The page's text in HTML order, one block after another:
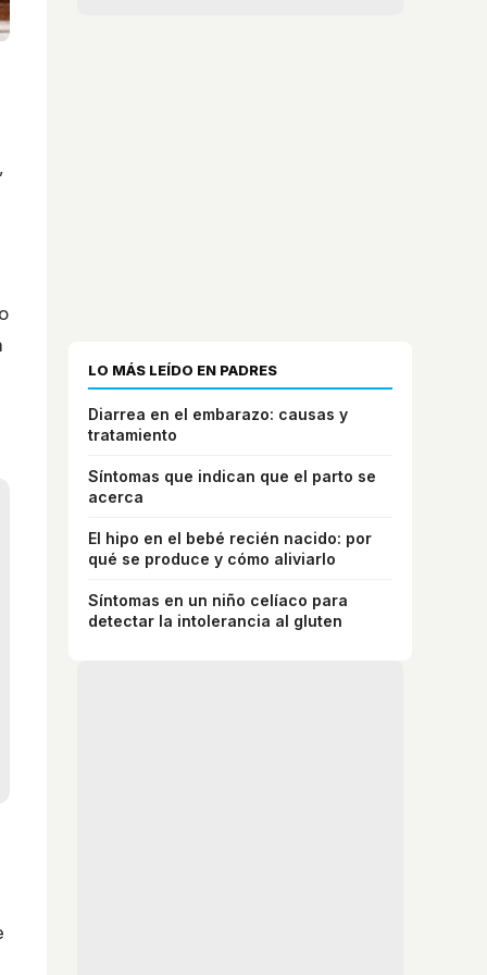
LO MÁS LEÍDO EN PADRES
Diarrea en el embarazo: causas y
tratamiento
Síntomas que indican que el parto se
acerca
El hipo en el bebé recién nacido: por
qué se produce y cómo aliviarlo
Síntomas en un niño celíaco para
detectar la intolerancia al gluten